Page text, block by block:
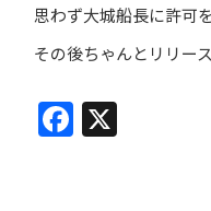
思わず大城船長に許可
その後ちゃんとリリー
Facebook